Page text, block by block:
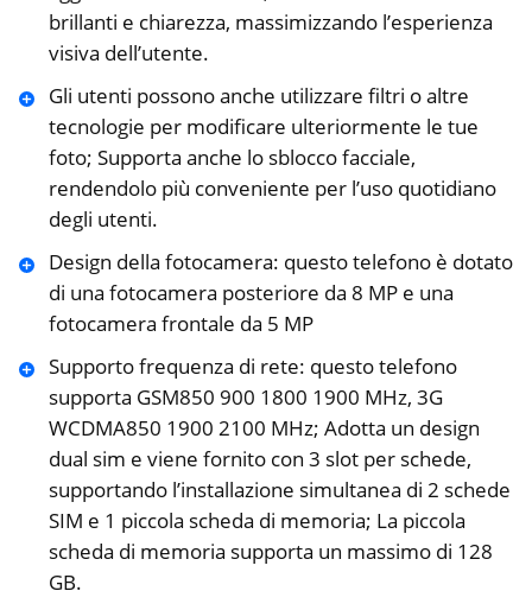
brillanti e chiarezza, massimizzando l’esperienza
visiva dell’utente.
Gli utenti possono anche utilizzare filtri o altre
tecnologie per modificare ulteriormente le tue
foto; Supporta anche lo sblocco facciale,
rendendolo più conveniente per l’uso quotidiano
degli utenti.
Design della fotocamera: questo telefono è dotato
di una fotocamera posteriore da 8 MP e una
fotocamera frontale da 5 MP
Supporto frequenza di rete: questo telefono
supporta GSM850 900 1800 1900 MHz, 3G
WCDMA850 1900 2100 MHz; Adotta un design
dual sim e viene fornito con 3 slot per schede,
supportando l’installazione simultanea di 2 schede
SIM e 1 piccola scheda di memoria; La piccola
scheda di memoria supporta un massimo di 128
GB.